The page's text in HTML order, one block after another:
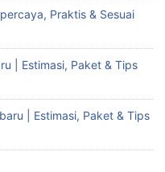
Praktis & Sesuai
| Estimasi, Paket & Tips
| Estimasi, Paket & Tips